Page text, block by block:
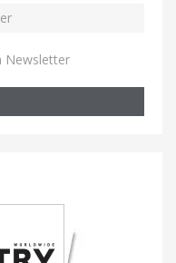
Newsletter